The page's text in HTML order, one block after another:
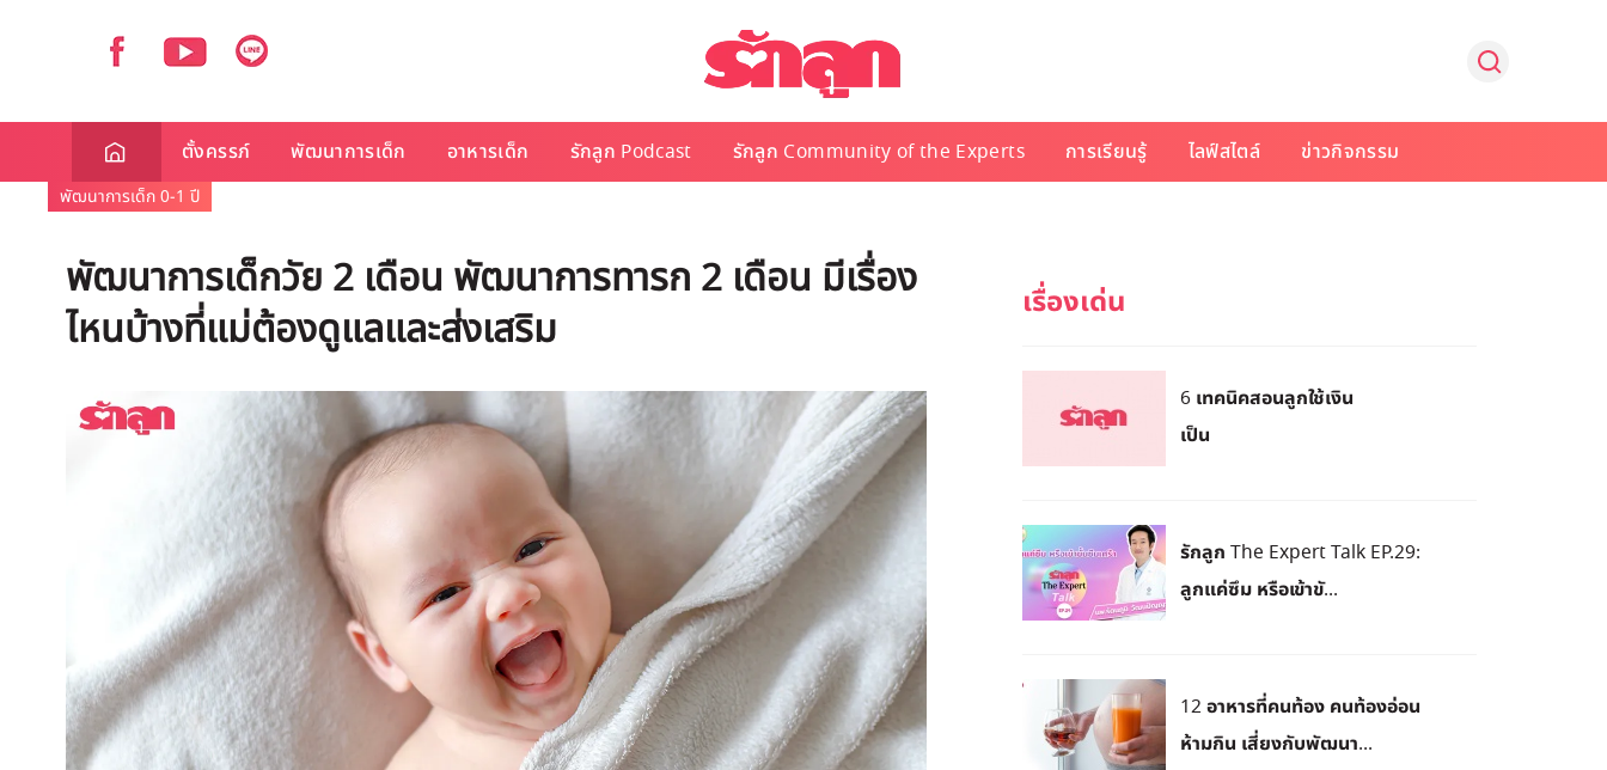
ตั้งครรภ์ พัฒนาการเด็ก อาหารเด็ก รักลูก Podcast รักลูก Community of the Experts การเรียนรู้ ไลฟ์สไตล์ ข่าวกิจกรรม
พัฒนาการเด็ก 0-1 ปี
พัฒนาการเด็กวัย 2 เดือน พัฒนาการทารก 2 เดือน มีเรื่อง
ไหนบ้างที่แม่ต้องดูแลและส่งเสริม
6 เทคนิคสอนลูกใช้เงิน
เป็น
รักลูก The Expert Talk EP.29:
ลูกแค่ซึม หรือเข้าขั...
12 อาหารที่คนท้อง คนท้องอ่อน
ห้ามกิน เสี่ยงกับพัฒนา...